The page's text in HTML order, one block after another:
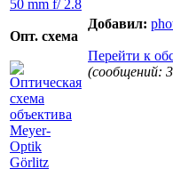
Опт. схема
Добавил:
Перейти к
(сообщений: